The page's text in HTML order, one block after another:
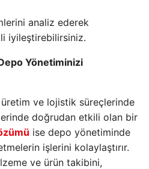
analiz ederek
iyileştirebilirsiniz.
Yönetiminizi
ve lojistik süreçlerinde
doğrudan etkili olan bir
ise depo yönetiminde
işlerini kolaylaştırır.
ve ürün takibini,